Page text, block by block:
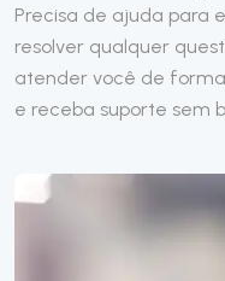
Precisa de ajuda para
resolver qualquer
atender você de
e receba suporte sem